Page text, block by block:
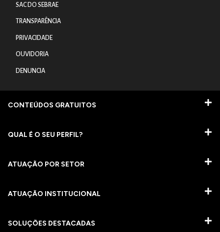
SAC DO SEBRAE
TRANSPARÊNCIA
PRIVACIDADE
OUVIDORIA
DENUNCIA
CONTEÚDOS GRATUITOS
QUAL É O SEU PERFIL?
ATUAÇÃO POR SETOR
ATUAÇÃO INSTITUCIONAL
SOLUÇÕES DESTACADAS